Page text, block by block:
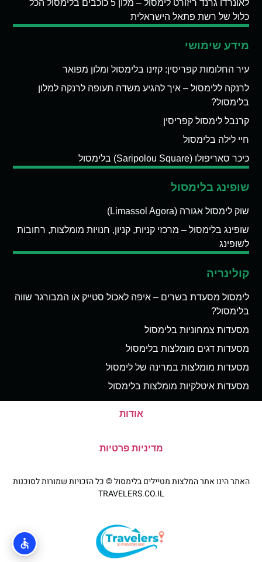
לאונרדו גרנד ריזורט לימסול – מלון 5 כוכבים בלימסול הכל
כלול של רשת פתאל הישראלית
מידע שימושי
עיר החלומות קפריסין: קזינו בלימסול ומלון מפואר
לרנקה ללימסול – איך להגיע משדה תעופה לרנקה למלון
בלימסול?
קרנבל לימסול קפריסין
חיי לילה בלימסול
כיכר סאריפולו (Saripolou Square) בלימסול
שופינג בלימסול
שוק לימסול אגורה (Limassol Agora)
שופינג בלימסול – מרכזי קניות, קניון, חנויות מומלצות, רחובות
לשופינג
קולינריה
לימסול מסעדת בשרים – איפה לאכול סטייק או המבורגר שווה
בלימסול?
מסעדות צמחוניות בלימסול
מסעדות דגים מומלצות בלימסול
מסעדות מומלצות במרינה של לימסול
מסעדות איטלקיות מומלצות בלימסול
אודות
מדיניות פרטיות
האתר הינו אתר המלצות מטיילים בלימסול © כל הזכויות שמורות לסוכנות
TRAVELERS.CO.IL